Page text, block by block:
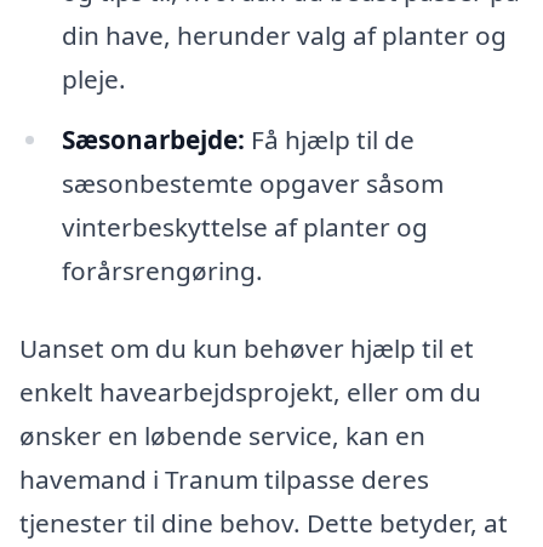
din have, herunder valg af planter og
pleje.
Sæsonarbejde: Få hjælp til de
sæsonbestemte opgaver såsom
vinterbeskyttelse af planter og
forårsrengøring.
Uanset om du kun behøver hjælp til et
enkelt havearbejdsprojekt, eller om du
ønsker en løbende service, kan en
havemand i Tranum tilpasse deres
tjenester til dine behov. Dette betyder, at